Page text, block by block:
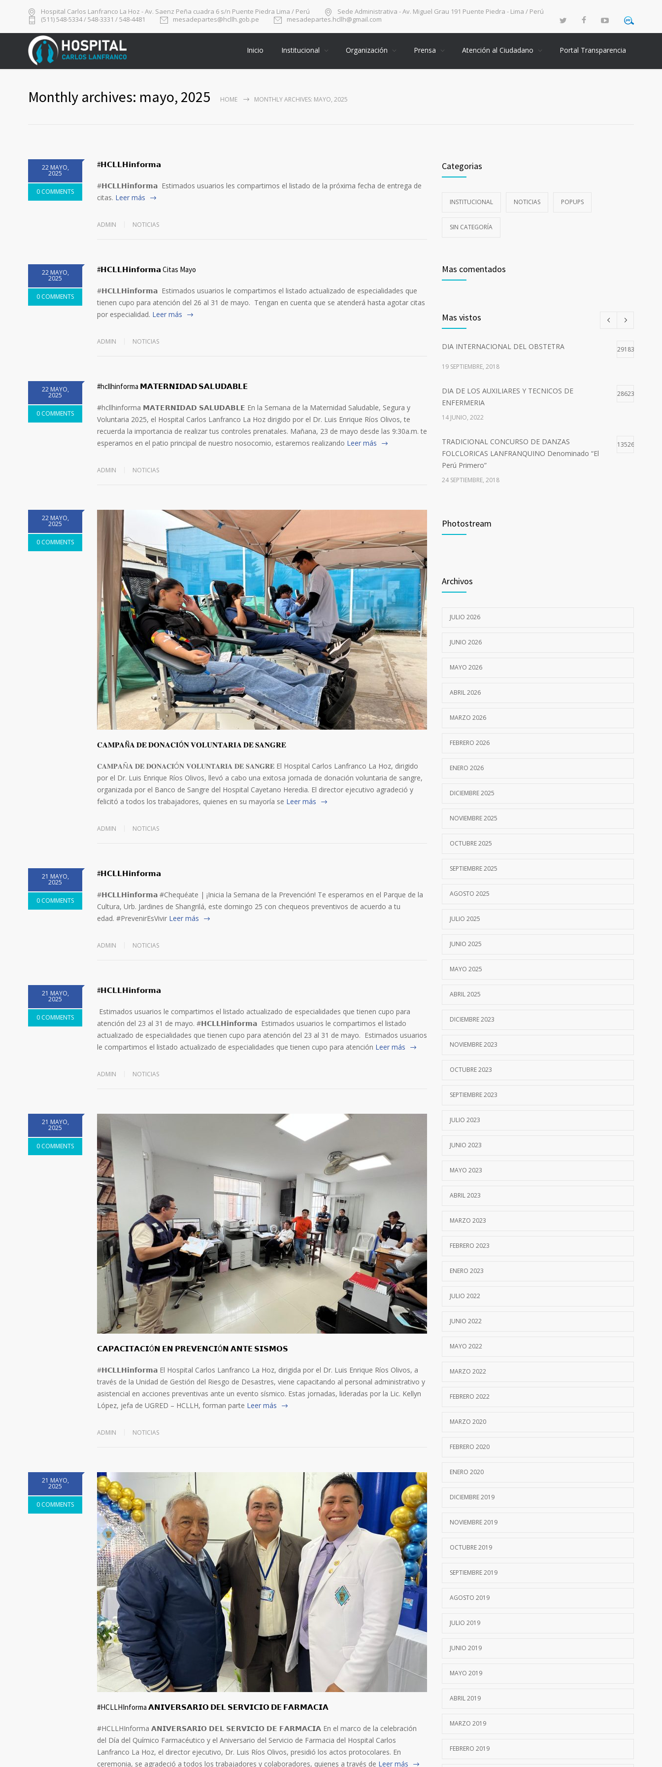
Hospital Carlos Lanfranco La Hoz - Av. Saenz Peña cuadra 6 s/n Puente Piedra Lima / Perú
Sede Administrativa - Av. Miguel Grau 191 Puente Piedra - Lima / Perú
(511) 548-5334 / 548-3331 / 548-4481
mesadepartes@hcllh.gob.pe mesadepartes.hcllh@gmail.com
Inicio Institucional Organización Prensa Atención al Ciudadano Portal Transparencia
Monthly archives: mayo, 2025 HOME MONTHLY ARCHIVES: MAYO, 2025
22 MAYO,
2025
0 COMMENTS
#𝗛𝗖𝗟𝗟𝗛𝗶𝗻𝗳𝗼𝗿𝗺𝗮
#𝗛𝗖𝗟𝗟𝗛𝗶𝗻𝗳𝗼𝗿𝗺𝗮 Estimados usuarios les compartimos el listado de la próxima fecha de entrega de
citas. Leer más
ADMIN NOTICIAS
22 MAYO,
2025
0 COMMENTS
#𝗛𝗖𝗟𝗟𝗛𝗶𝗻𝗳𝗼𝗿𝗺𝗮 Citas Mayo
#𝗛𝗖𝗟𝗟𝗛𝗶𝗻𝗳𝗼𝗿𝗺𝗮 Estimados usuarios le compartimos el listado actualizado de especialidades que
tienen cupo para atención del 26 al 31 de mayo. Tengan en cuenta que se atenderá hasta agotar citas
por especialidad. Leer más
ADMIN NOTICIAS
22 MAYO,
2025
0 COMMENTS
#hcllhinforma 𝗠𝗔𝗧𝗘𝗥𝗡𝗜𝗗𝗔𝗗 𝗦𝗔𝗟𝗨𝗗𝗔𝗕𝗟𝗘
#hcllhinforma 𝗠𝗔𝗧𝗘𝗥𝗡𝗜𝗗𝗔𝗗 𝗦𝗔𝗟𝗨𝗗𝗔𝗕𝗟𝗘 En la Semana de la Maternidad Saludable, Segura y
Voluntaria 2025, el Hospital Carlos Lanfranco La Hoz dirigido por el Dr. Luis Enrique Ríos Olivos, te
recuerda la importancia de realizar tus controles prenatales. Mañana, 23 de mayo desde las 9:30a.m. te
esperamos en el patio principal de nuestro nosocomio, estaremos realizando Leer más
ADMIN NOTICIAS
22 MAYO,
2025
0 COMMENTS
𝐂𝐀𝐌𝐏𝐀Ñ𝐀 𝐃𝐄 𝐃𝐎𝐍𝐀𝐂𝐈Ó𝐍 𝐕𝐎𝐋𝐔𝐍𝐓𝐀𝐑𝐈𝐀 𝐃𝐄 𝐒𝐀𝐍𝐆𝐑𝐄
𝐂𝐀𝐌𝐏𝐀Ñ𝐀 𝐃𝐄 𝐃𝐎𝐍𝐀𝐂𝐈Ó𝐍 𝐕𝐎𝐋𝐔𝐍𝐓𝐀𝐑𝐈𝐀 𝐃𝐄 𝐒𝐀𝐍𝐆𝐑𝐄 El Hospital Carlos Lanfranco La Hoz, dirigido
por el Dr. Luis Enrique Ríos Olivos, llevó a cabo una exitosa jornada de donación voluntaria de sangre,
organizada por el Banco de Sangre del Hospital Cayetano Heredia. El director ejecutivo agradeció y
felicitó a todos los trabajadores, quienes en su mayoría se Leer más
ADMIN NOTICIAS
21 MAYO,
2025
0 COMMENTS
#𝗛𝗖𝗟𝗟𝗛𝗶𝗻𝗳𝗼𝗿𝗺𝗮
#𝗛𝗖𝗟𝗟𝗛𝗶𝗻𝗳𝗼𝗿𝗺𝗮 #Chequéate | ¡Inicia la Semana de la Prevención! Te esperamos en el Parque de la
Cultura, Urb. Jardines de Shangrilá, este domingo 25 con chequeos preventivos de acuerdo a tu
edad. #PrevenirEsVivir Leer más
ADMIN NOTICIAS
21 MAYO,
2025
0 COMMENTS
#𝗛𝗖𝗟𝗟𝗛𝗶𝗻𝗳𝗼𝗿𝗺𝗮
Estimados usuarios le compartimos el listado actualizado de especialidades que tienen cupo para
atención del 23 al 31 de mayo. #𝗛𝗖𝗟𝗟𝗛𝗶𝗻𝗳𝗼𝗿𝗺𝗮 Estimados usuarios le compartimos el listado
actualizado de especialidades que tienen cupo para atención del 23 al 31 de mayo. Estimados usuarios
le compartimos el listado actualizado de especialidades que tienen cupo para atención Leer más
ADMIN NOTICIAS
21 MAYO,
2025
0 COMMENTS
𝗖𝗔𝗣𝗔𝗖𝗜𝗧𝗔𝗖𝗜Ó𝗡 𝗘𝗡 𝗣𝗥𝗘𝗩𝗘𝗡𝗖𝗜Ó𝗡 𝗔𝗡𝗧𝗘 𝗦𝗜𝗦𝗠𝗢𝗦
#𝗛𝗖𝗟𝗟𝗛𝗶𝗻𝗳𝗼𝗿𝗺𝗮 El Hospital Carlos Lanfranco La Hoz, dirigida por el Dr. Luis Enrique Ríos Olivos, a
través de la Unidad de Gestión del Riesgo de Desastres, viene capacitando al personal administrativo y
asistencial en acciones preventivas ante un evento sísmico. Estas jornadas, lideradas por la Lic. Kellyn
López, jefa de UGRED – HCLLH, forman parte Leer más
ADMIN NOTICIAS
21 MAYO,
2025
0 COMMENTS
#HCLLHInforma 𝗔𝗡𝗜𝗩𝗘𝗥𝗦𝗔𝗥𝗜𝗢 𝗗𝗘𝗟 𝗦𝗘𝗥𝗩𝗜𝗖𝗜𝗢 𝗗𝗘 𝗙𝗔𝗥𝗠𝗔𝗖𝗜𝗔
#HCLLHInforma 𝗔𝗡𝗜𝗩𝗘𝗥𝗦𝗔𝗥𝗜𝗢 𝗗𝗘𝗟 𝗦𝗘𝗥𝗩𝗜𝗖𝗜𝗢 𝗗𝗘 𝗙𝗔𝗥𝗠𝗔𝗖𝗜𝗔 En el marco de la celebración
del Día del Químico Farmacéutico y el Aniversario del Servicio de Farmacia del Hospital Carlos
Lanfranco La Hoz, el director ejecutivo, Dr. Luis Ríos Olivos, presidió los actos protocolares. En
ceremonia, se agradeció a todos los trabajadores y colaboradores, quienes a través de Leer más
Categorias
INSTITUCIONAL NOTICIAS POPUPS
SIN CATEGORÍA
Mas comentados
Mas vistos
DIA INTERNACIONAL DEL OBSTETRA 29183
19 SEPTIEMBRE, 2018
DIA DE LOS AUXILIARES Y TECNICOS DE
ENFERMERIA
28623
14 JUNIO, 2022
TRADICIONAL CONCURSO DE DANZAS
FOLCLORICAS LANFRANQUINO Denominado “El
Perú Primero”
13526
24 SEPTIEMBRE, 2018
Photostream
Archivos
JULIO 2026
JUNIO 2026
MAYO 2026
ABRIL 2026
MARZO 2026
FEBRERO 2026
ENERO 2026
DICIEMBRE 2025
NOVIEMBRE 2025
OCTUBRE 2025
SEPTIEMBRE 2025
AGOSTO 2025
JULIO 2025
JUNIO 2025
MAYO 2025
ABRIL 2025
DICIEMBRE 2023
NOVIEMBRE 2023
OCTUBRE 2023
SEPTIEMBRE 2023
JULIO 2023
JUNIO 2023
MAYO 2023
ABRIL 2023
MARZO 2023
FEBRERO 2023
ENERO 2023
JULIO 2022
JUNIO 2022
MAYO 2022
MARZO 2022
FEBRERO 2022
MARZO 2020
FEBRERO 2020
ENERO 2020
DICIEMBRE 2019
NOVIEMBRE 2019
OCTUBRE 2019
SEPTIEMBRE 2019
AGOSTO 2019
JULIO 2019
JUNIO 2019
MAYO 2019
ABRIL 2019
MARZO 2019
FEBRERO 2019